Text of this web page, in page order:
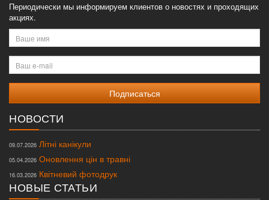
Периодически мы информируем клиентов о новостях и проходящих
акциях.
Ваше
имя
Ваш
e-
mail
НОВОСТИ
09.07.2026 Літні канікули
05.04.2026 Оновлення цін в травні
16.03.2026 Квітневий фотодрук
НОВЫЕ СТАТЬИ